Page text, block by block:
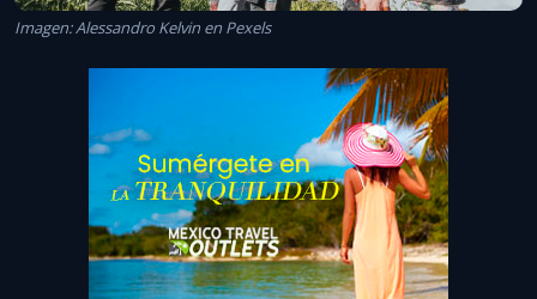
Imagen: Alessandro Kelvin en Pexels